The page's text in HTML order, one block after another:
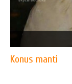
Konus manti